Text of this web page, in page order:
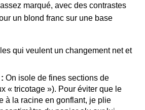
marqué, avec des contrastes
un blond franc sur une base
qui veulent un changement net et
On isole de fines sections de
« tricotage »). Pour éviter que le
à la racine en gonflant, je plie